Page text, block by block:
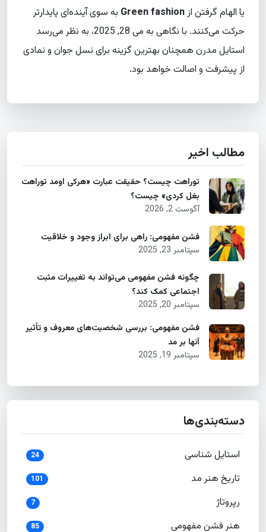
یا الهام گرفتن از Green fashionبه سوی آینده‌ای پایدارتر
حرکت می‌کنند. با نگاهی بهمی 28, 2025
، به نظر می‌رسد
استایل مدرن همچنان بهترین گزینه برای نسل جوان و نمادی
از پیشرفت و اصالت خواهد بود.
مطالب اخیر
توراهت چیست؟ حقیقت عبارت «هرکی اومد توراهت
بغل کردی» چیست؟
آگوست 2, 2026
فشن مفهومی: راهی برای ابراز وجود و خلاقیت
سپتامبر 23, 2025
چگونه فشن مفهومی می‌تواند به تغییرات مثبت
اجتماعی کمک کند؟
سپتامبر 20, 2025
فشن مفهومی: بررسی شخصیت‌های معروف و تأثیر
آنها بر مد
سپتامبر 19, 2025
دسته‌بندی‌ها
استایل شناسی 24
تاریخ هنر مد 101
رپروتاژ 7
هنر فشن مفهومی 85